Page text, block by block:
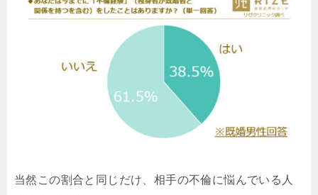
当然この割合と同じだけ、相手の不倫に悩んでいる人